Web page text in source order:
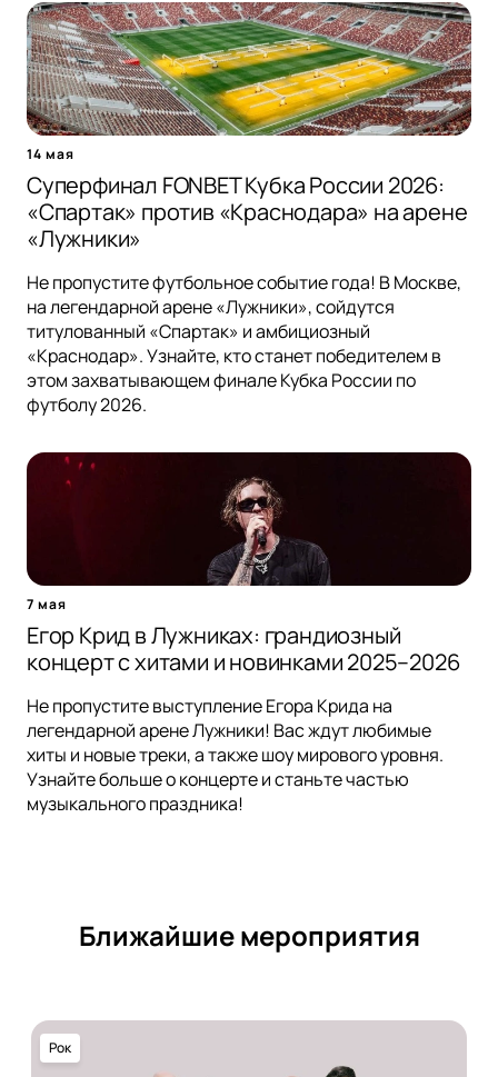
14 мая
Суперфинал FONBET Кубка России 2026:
«Спартак» против «Краснодара» на арене
«Лужники»
Не пропустите футбольное событие года! В Москве,
на легендарной арене «Лужники», сойдутся
титулованный «Спартак» и амбициозный
«Краснодар». Узнайте, кто станет победителем в
этом захватывающем финале Кубка России по
футболу 2026.
7 мая
Егор Крид в Лужниках: грандиозный
концерт с хитами и новинками 2025–2026
Не пропустите выступление Егора Крида на
легендарной арене Лужники! Вас ждут любимые
хиты и новые треки, а также шоу мирового уровня.
Узнайте больше о концерте и станьте частью
музыкального праздника!
Ближайшие мероприятия
Рок